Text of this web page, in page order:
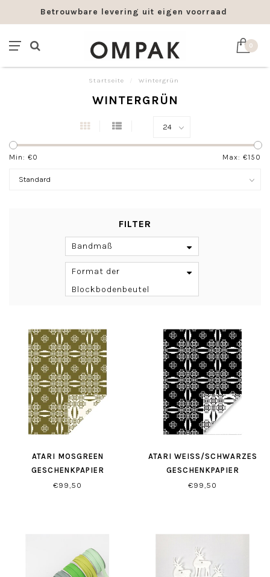
Betrouwbare levering uit eigen voorraad
0
Startseite Wintergrün
WINTERGRÜN
Min: €0 Max: €150
FILTER
Bandmaß
Format der
Blockbodenbeutel
ATARI MOSGREEN
GESCHENKPAPIER
€99,50
ATARI WEISS/SCHWARZES G
ESCHENKPAPIER
€99,50